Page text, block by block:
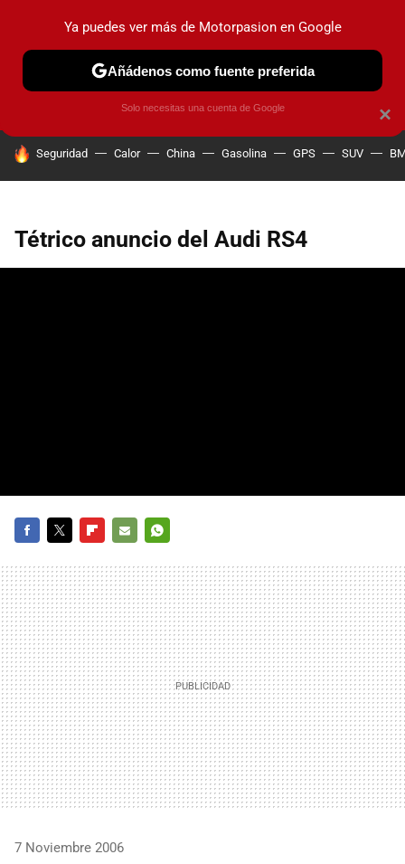
PRUEBAS COCHES ELÉCTRICOS OBSERVATORIO
HOY SE HABLA DE
Seguridad Calor China Gasolina GPS SUV
Tétrico anuncio del Audi RS4
MAIL
7 Noviembre 2006
×
Ya puedes ver más de Motorpasion en Google
Añádenos como fuente preferida
Solo necesitas una cuenta de Google